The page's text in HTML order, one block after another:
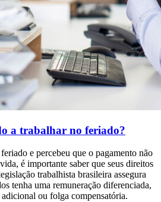
a trabalhar no feriado?
e percebeu que o pagamento não
é importante saber que seus direitos
trabalhista brasileira assegura
tenha uma remuneração diferenciada,
ou folga compensatória.